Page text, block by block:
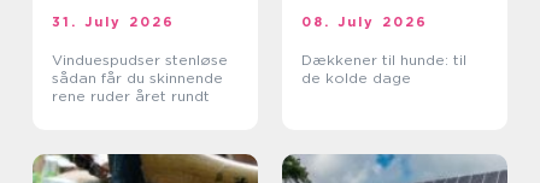
31. July 2026
Vinduespudser stenløse
sådan får du skinnende
rene ruder året rundt
08. July 2026
Dækkener til hunde: til
de kolde dage